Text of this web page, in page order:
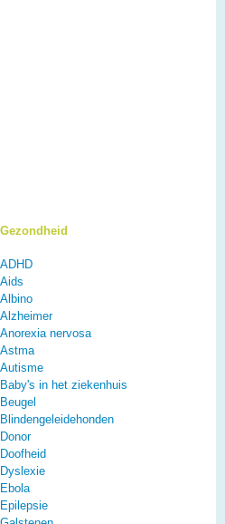
Gezondheid
ADHD
Aids
Albino
Alzheimer
Anorexia nervosa
Astma
Autisme
Baby's in het ziekenhuis
Beugel
Blindengeleidehonden
Donor
Doofheid
Dyslexie
Ebola
Epilepsie